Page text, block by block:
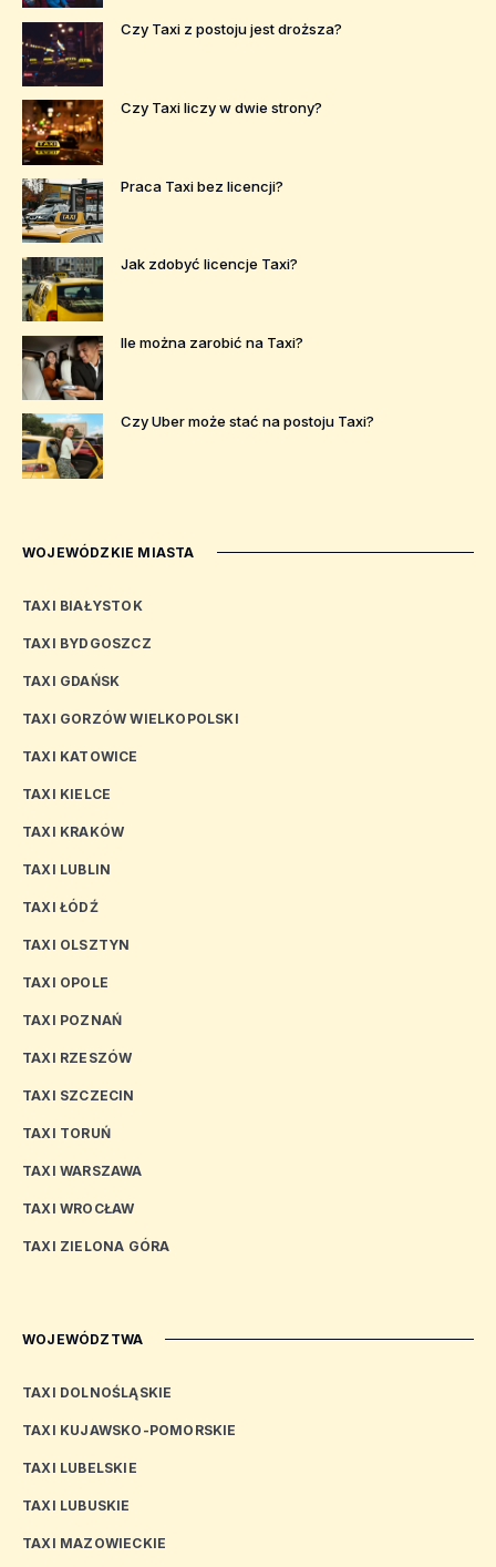
Czy Taxi z postoju jest droższa?
Czy Taxi liczy w dwie strony?
Praca Taxi bez licencji?
Jak zdobyć licencje Taxi?
Ile można zarobić na Taxi?
Czy Uber może stać na postoju Taxi?
WOJEWÓDZKIE MIASTA
TAXI BIAŁYSTOK
TAXI BYDGOSZCZ
TAXI GDAŃSK
TAXI GORZÓW WIELKOPOLSKI
TAXI KATOWICE
TAXI KIELCE
TAXI KRAKÓW
TAXI LUBLIN
TAXI ŁÓDŹ
TAXI OLSZTYN
TAXI OPOLE
TAXI POZNAŃ
TAXI RZESZÓW
TAXI SZCZECIN
TAXI TORUŃ
TAXI WARSZAWA
TAXI WROCŁAW
TAXI ZIELONA GÓRA
WOJEWÓDZTWA
TAXI DOLNOŚLĄSKIE
TAXI KUJAWSKO-POMORSKIE
TAXI LUBELSKIE
TAXI LUBUSKIE
TAXI MAZOWIECKIE